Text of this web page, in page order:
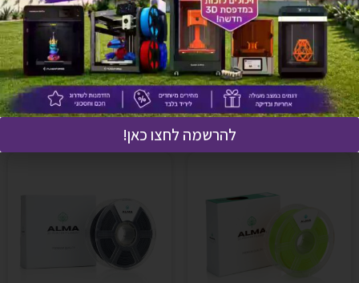
פילמנט איכותי מסוג PLA Silk
מבית ALMA צבע ירוק
₪120
הוספה לסל
פילמנט איכותי מסוג TPU95
מבית ALMA גמיש בצבע אפור
171
הוספה לסל
להרשמה לחצו כאן!